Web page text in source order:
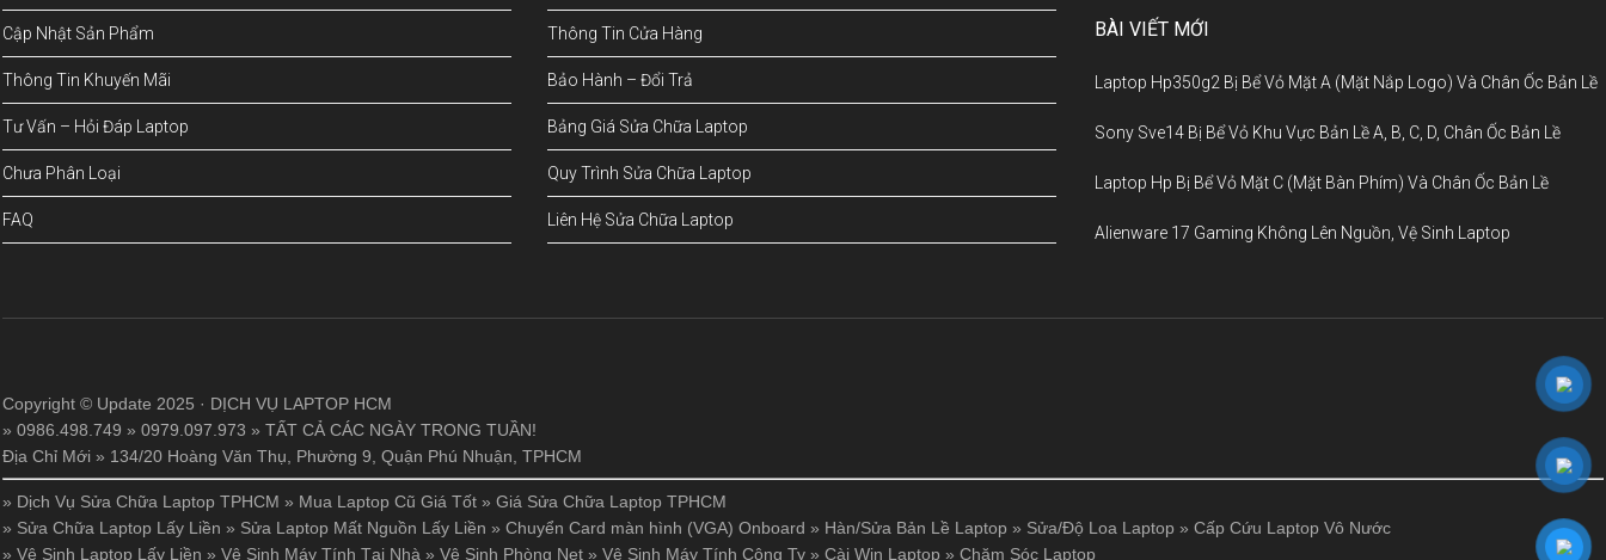
Cập Nhật Sản Phẩm
Thông Tin Khuyến Mãi
Tư Vấn – Hỏi Đáp Laptop
Chưa Phân Loại
FAQ
Thông Tin Cửa Hàng
Bảo Hành – Đổi Trả
Bảng Giá Sửa Chữa Laptop
Quy Trình Sửa Chữa Laptop
Liên Hệ Sửa Chữa Laptop
BÀI VIẾT MỚI
Laptop Hp350g2 Bị Bể Vỏ Mặt A (Mặt Nắp Logo) Và Chân Ốc Bản Lề
Sony Sve14 Bị Bể Vỏ Khu Vực Bản Lề A, B, C, D, Chân Ốc Bản Lề
Laptop Hp Bị Bể Vỏ Mặt C (Mặt Bàn Phím) Và Chân Ốc Bản Lề
Alienware 17 Gaming Không Lên Nguồn, Vệ Sinh Laptop
Copyright © Update 2025 · DỊCH VỤ LAPTOP HCM
» 0986.498.749 » 0979.097.973 » TẤT CẢ CÁC NGÀY TRONG TUẦN!
Địa Chỉ Mới » 134/20 Hoàng Văn Thụ, Phường 9, Quận Phú Nhuận, TPHCM
» Dịch Vụ Sửa Chữa Laptop TPHCM » Mua Laptop Cũ Giá Tốt » Giá Sửa Chữa Laptop TPHCM
» Sửa Chữa Laptop Lấy Liền » Sửa Laptop Mất Nguồn Lấy Liền » Chuyển Card màn hình (VGA) Onboard » Hàn/Sửa Bản Lề Laptop » Sửa/Độ Loa Laptop » Cấp Cứu Laptop Vô Nước
» Vệ Sinh Laptop Lấy Liền » Vệ Sinh Máy Tính Tại Nhà » Vệ Sinh Phòng Net » Vệ Sinh Máy Tính Công Ty » Cài Win Laptop » Chăm Sóc Laptop